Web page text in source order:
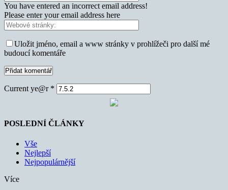
You have entered an incorrect email address!
Please enter your email address here
Uložit jméno, email a www stránky v prohlížeči pro další mé
budoucí komentáře
Current ye@r *
POSLEDNÍ ČLÁNKY
Vše
Nejlepší
Nejpopulárnější
Více